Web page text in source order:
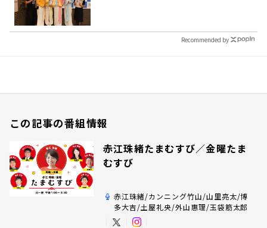
Recommended by
この記事の番組情報
赤江珠緒たまむすび／金曜たま
むすび
赤江珠緒/カンニング竹山/山里亮太/博
多大吉/土屋礼央/外山惠理/玉袋筋太郎